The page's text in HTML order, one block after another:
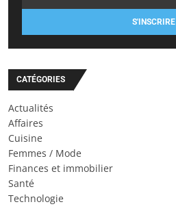
S'INSCRIRE
CATÉGORIES
Actualités
Affaires
Cuisine
Femmes / Mode
Finances et immobilier
Santé
Technologie